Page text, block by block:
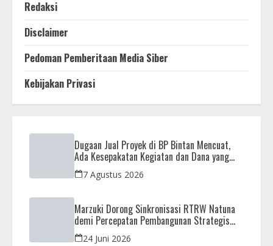
Redaksi
Disclaimer
Pedoman Pemberitaan Media Siber
Kebijakan Privasi
Dugaan Jual Proyek di BP Bintan Mencuat,
Ada Kesepakatan Kegiatan dan Dana yang
Dikembalikan
7 Agustus 2026
Marzuki Dorong Sinkronisasi RTRW Natuna
demi Percepatan Pembangunan Strategis
Daerah
24 Juni 2026